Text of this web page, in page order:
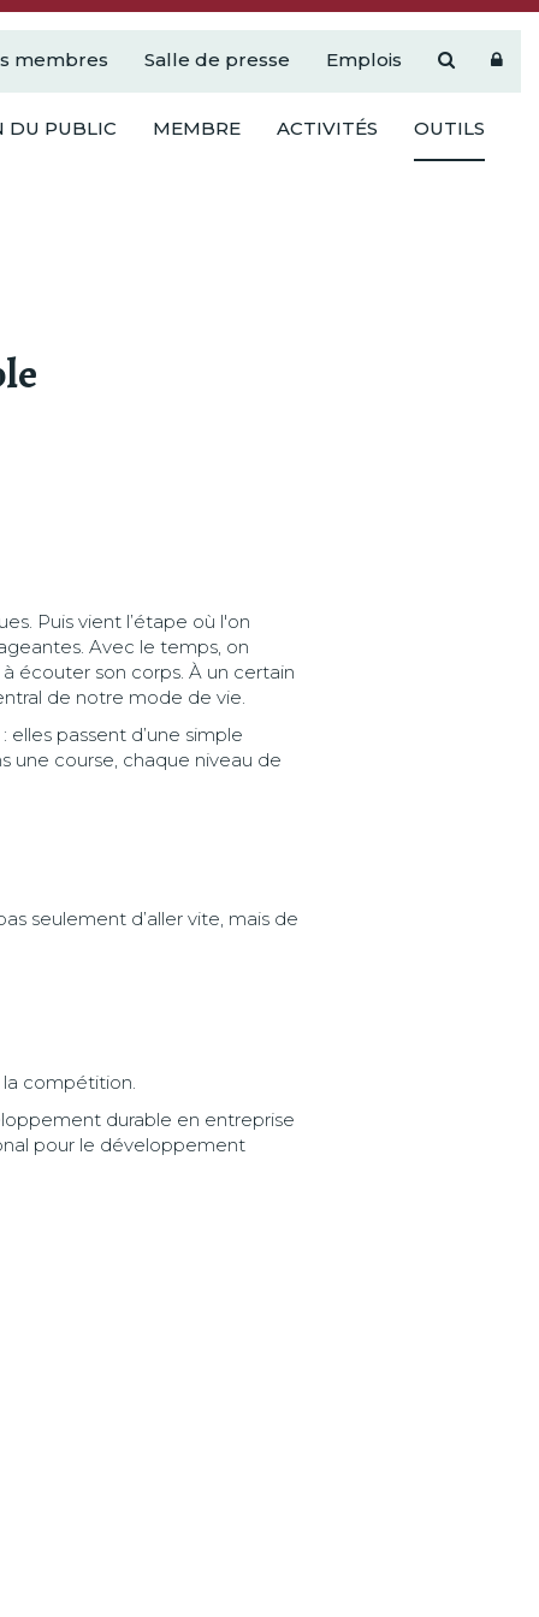
membres Salle de presse Emplois
DU PUBLIC MEMBRE ACTIVITÉS OUTILS
Puis vient l’étape où l'on
Avec le temps, on
écouter son corps. À un certain
de notre mode de vie.
passent d’une simple
une course, chaque niveau de
seulement d’aller vite, mais de
la compétition.
durable en entreprise
pour le développement